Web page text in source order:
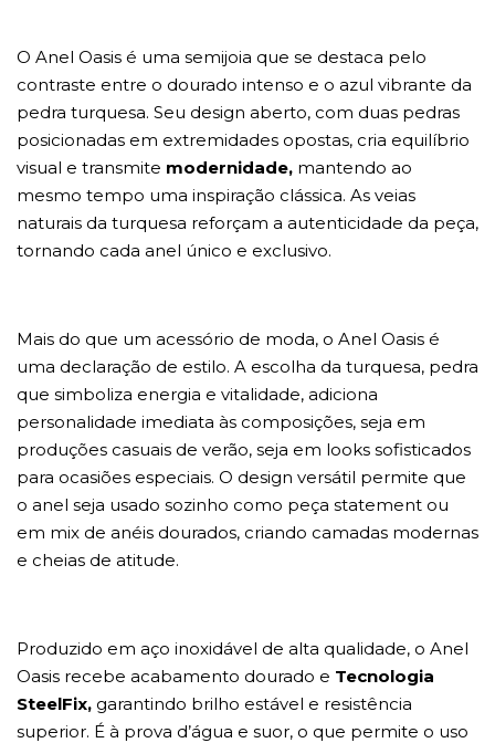
O Anel Oasis é uma semijoia que se destaca pelo
contraste entre o dourado intenso e o azul vibrante da
pedra turquesa. Seu design aberto, com duas pedras
posicionadas em extremidades opostas, cria equilíbrio
visual e transmite modernidade, mantendo ao
mesmo tempo uma inspiração clássica. As veias
naturais da turquesa reforçam a autenticidade da peça,
tornando cada anel único e exclusivo.
Mais do que um acessório de moda, o Anel Oasis é
uma declaração de estilo. A escolha da turquesa, pedra
que simboliza energia e vitalidade, adiciona
personalidade imediata às composições, seja em
produções casuais de verão, seja em looks sofisticados
para ocasiões especiais. O design versátil permite que
o anel seja usado sozinho como peça statement ou
em mix de anéis dourados, criando camadas modernas
e cheias de atitude.
Produzido em aço inoxidável de alta qualidade, o Anel
Oasis recebe acabamento dourado e Tecnologia
SteelFix, garantindo brilho estável e resistência
superior. É à prova d’água e suor, o que permite o uso